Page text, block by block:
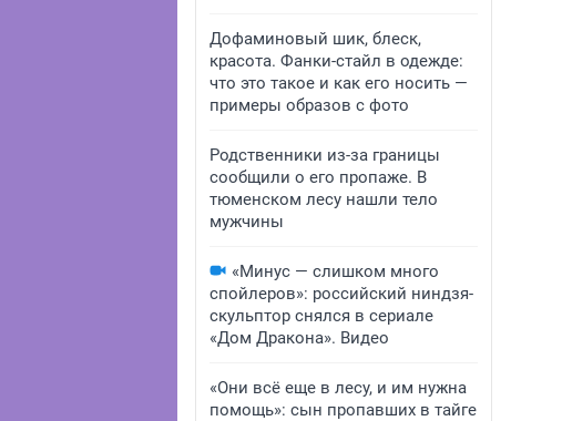
Дофаминовый шик, блеск,
красота. Фанки-стайл в одежде:
что это такое и как его носить —
примеры образов с фото
Родственники из-за границы
сообщили о его пропаже. В
тюменском лесу нашли тело
мужчины
«Минус — слишком много
спойлеров»: российский ниндзя-
скульптор снялся в сериале
«Дом Дракона». Видео
«Они всё еще в лесу, и им нужна
помощь»: сын пропавших в тайге